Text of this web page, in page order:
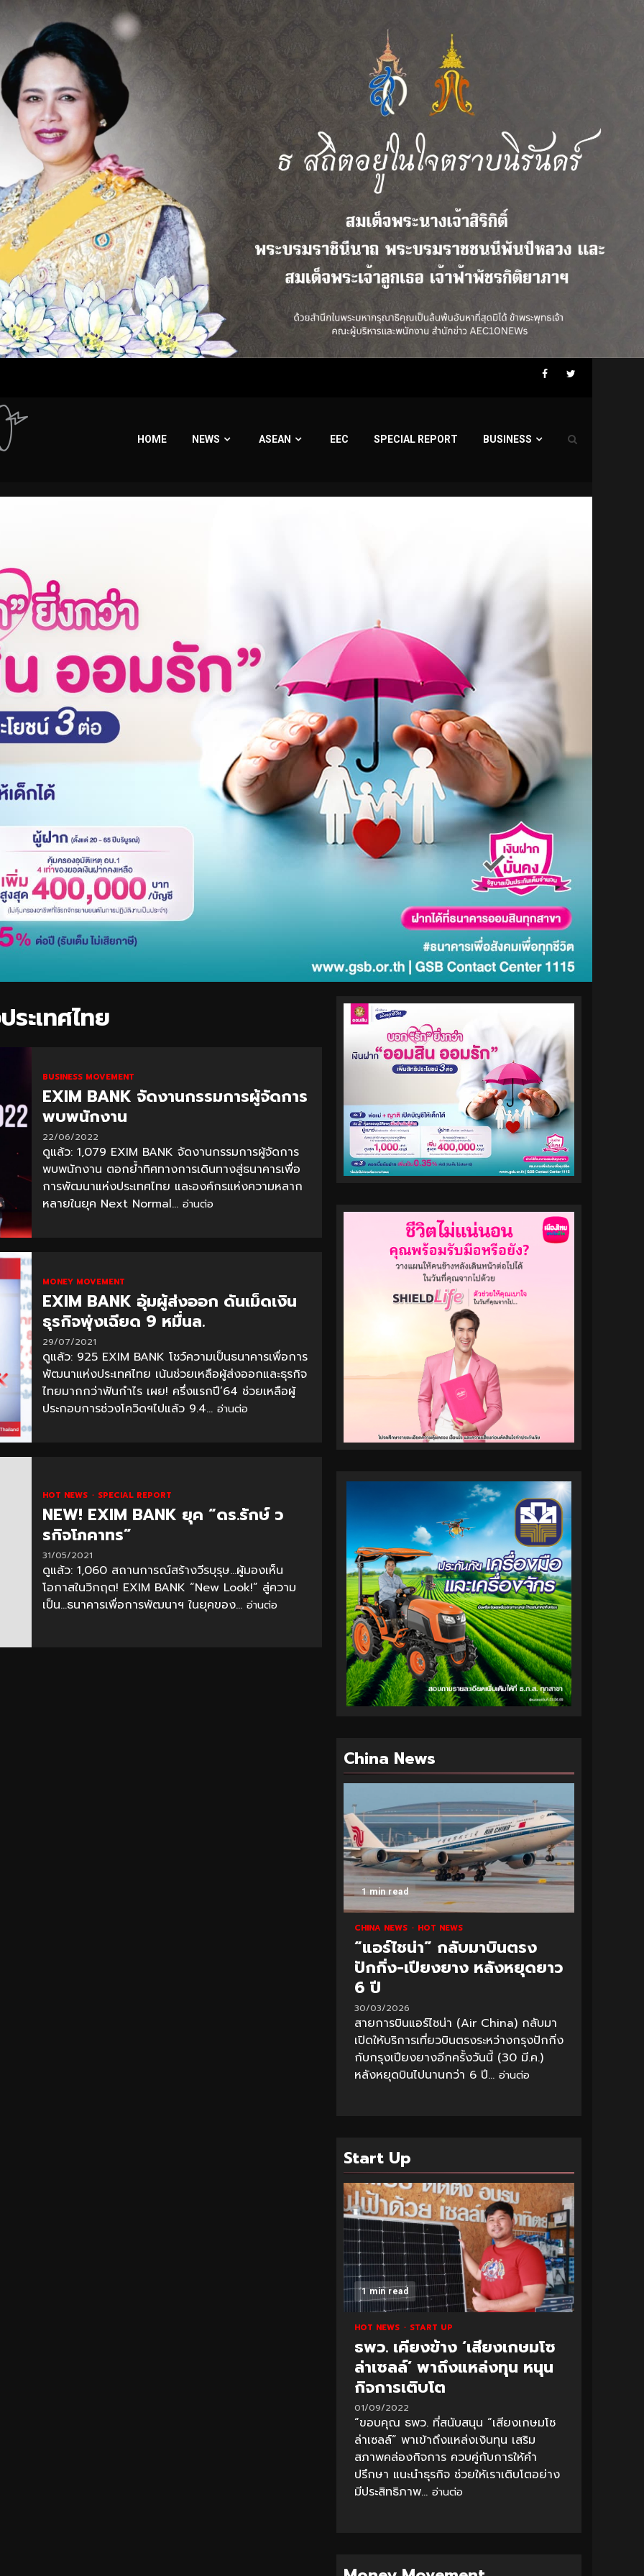
Facebook
Twitter
HOME NEWS ASEAN EEC SPECIAL REPORT BUSINESS
ะเทศไทย
BUSINESS MOVEMENT
EXIM BANK จัดงานกรรมการผู้จัดการ
พบพนักงาน
22/06/2022
ดูแล้ว: 1,079 EXIM BANK จัดงานกรรมการผู้จัดการ
พบพนักงาน ตอกย้ำทิศทางการเดินทางสู่ธนาคารเพื่อ
การพัฒนาแห่งประเทศไทย และองค์กรแห่งความหลาก
หลายในยุค Next Normal... อ่านต่อ
MONEY MOVEMENT
EXIM BANK อุ้มผู้ส่งออก ดันเม็ดเงิน
ธุรกิจพุ่งเฉียด 9 หมื่นล.
29/07/2021
ดูแล้ว: 925 EXIM BANK โชว์ความเป็นธนาคารเพื่อการ
พัฒนาแห่งประเทศไทย เน้นช่วยเหลือผู้ส่งออกและธุรกิจ
ไทยมากกว่าฟันกำไร เผย! ครึ่งแรกปี’64 ช่วยเหลือผู้
ประกอบการช่วงโควิดฯไปแล้ว 9.4... อ่านต่อ
HOT NEWS SPECIAL REPORT
NEW! EXIM BANK ยุค “ดร.รักษ์ ว
รกิจโภคาทร”
31/05/2021
ดูแล้ว: 1,060 สถานการณ์สร้างวีรบุรุษ…ผู้มองเห็น
โอกาสในวิกฤต! EXIM BANK “New Look!” สู่ความ
เป็น…ธนาคารเพื่อการพัฒนาฯ ในยุคของ... อ่านต่อ
China News
1 min read
CHINA NEWS HOT NEWS
“แอร์ไชน่า” กลับมาบินตรง
ปักกิ่ง-เปียงยาง หลังหยุดยาว
6 ปี
30/03/2026
สายการบินแอร์ไชน่า (Air China) กลับมา
เปิดให้บริการเที่ยวบินตรงระหว่างกรุงปักกิ่ง
กับกรุงเปียงยางอีกครั้งวันนี้ (30 มี.ค.)
หลังหยุดบินไปนานกว่า 6 ปี... อ่านต่อ
Start Up
1 min read
HOT NEWS START UP
ธพว. เคียงข้าง ‘เสียงเกษมโซ
ล่าเซลล์’ พาถึงแหล่งทุน หนุน
กิจการเติบโต
01/09/2022
“ขอบคุณ ธพว. ที่สนับสนุน “เสียงเกษมโซ
ล่าเซลล์” พาเข้าถึงแหล่งเงินทุน เสริม
สภาพคล่องกิจการ ควบคู่กับการให้คำ
ปรึกษา แนะนำธุรกิจ ช่วยให้เราเติบโตอย่าง
มีประสิทธิภาพ... อ่านต่อ